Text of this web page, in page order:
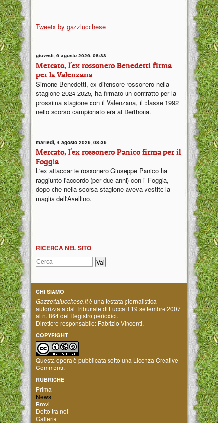
Tweets by gazzlucchese
giovedì, 6 agosto 2026, 08:33
Mercato, l'ex rossonero Benedetti firma
per la Valenzana
Simone Benedetti, ex difensore rossonero nella
stagione 2024-2025, ha firmato un contratto per la
prossima stagione con il Valenzana, il classe 1992
nello scorso campionato era al Derthona.
martedì, 4 agosto 2026, 08:36
Mercato, l'ex rossonero Panico firma per il
Foggia
L'ex attaccante rossonero Giuseppe Panico ha
raggiunto l'accordo (per due anni) con il Foggia,
dopo che nella scorsa stagione aveva vestito la
maglia dell'Avellino.
RICERCA NEL SITO
CHI SIAMO
Gazzettalucchese.itè una testata giornalistica
autorizzata dal Tribunale di Lucca il 19 settembre 2007
al n. 864 del Registro periodici.
Direttore responsabile: Fabrizio Vincenti.
COPYRIGHT
Questa opera è pubblicata sotto una Licenza Creative
Commons.
RUBRICHE
Prima
News
Brevi
Detto tra noi
Galleria